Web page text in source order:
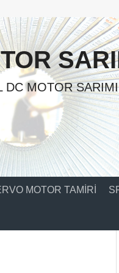
DC MOTOR
MOTOR TAMIRI